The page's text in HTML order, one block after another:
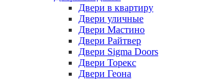
Двери в квартиру
Двери уличные
Двери Мастино
Двери Райтвер
Двери Sigma Doors
Двери Торекс
Двери Геона